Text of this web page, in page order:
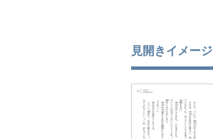
見開きイメージ